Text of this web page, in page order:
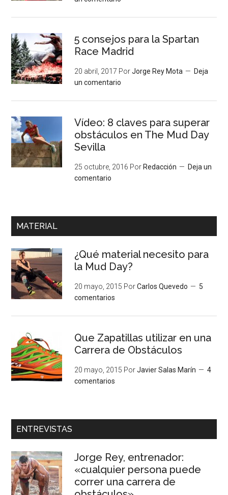
5 consejos para la Spartan
Race Madrid
20 abril, 2017 PorJorge Rey Mota
Deja
un comentario
Vídeo: 8 claves para superar
obstáculos en The Mud Day
Sevilla
25 octubre, 2016 Por Redacción
Deja un
comentario
MATERIAL
¿Qué material necesito para
la Mud Day?
20 mayo, 2015 PorCarlos Quevedo
5
comentarios
Que Zapatillas utilizar en una
Carrera de Obstáculos
20 mayo, 2015 PorJavier Salas Marín
4
comentarios
ENTREVISTAS
Jorge Rey, entrenador:
«cualquier persona puede
correr una carrera de